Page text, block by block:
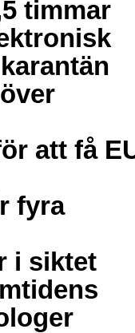
timmar
att få
fyra
i siktet